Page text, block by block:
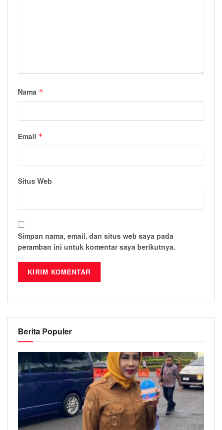
Nama *
Email *
Situs Web
Simpan nama, email, dan situs web saya pada
peramban ini untuk komentar saya berikutnya.
Berita Populer